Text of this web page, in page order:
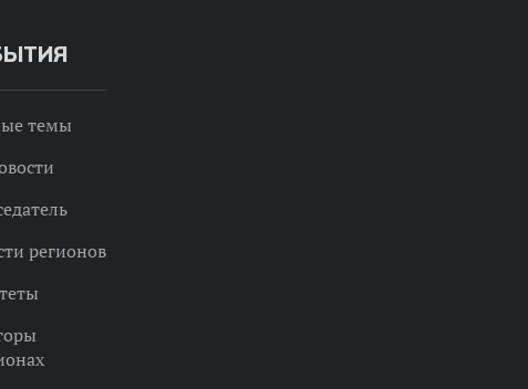
темы
регионов